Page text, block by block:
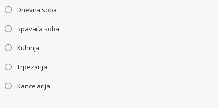
Dnevna soba
Spavaća soba
Kuhinja
Trpezarija
Kancelarija